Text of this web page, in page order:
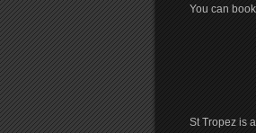
You can
St Tropez is